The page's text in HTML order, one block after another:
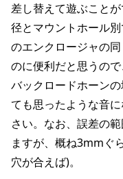
差し替えて遊ぶこと
径とマウントホール
のエンクロージャの
のに便利だと思うの
バックロードホーン
ても思ったような音
さい。なお、誤差の
ますが、概ね3mmぐ
穴が合えば)。